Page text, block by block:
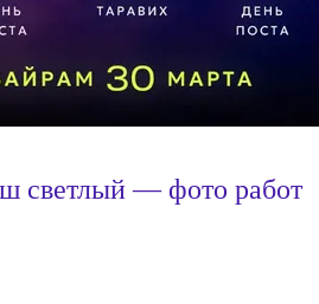
светлый — фото работ